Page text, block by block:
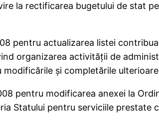
la rectificarea bugetului de stat
pentru actualizarea listei
organizarea activităţii de
modificările şi completările
pentru modificarea anexei la
Statului pentru serviciile prestate